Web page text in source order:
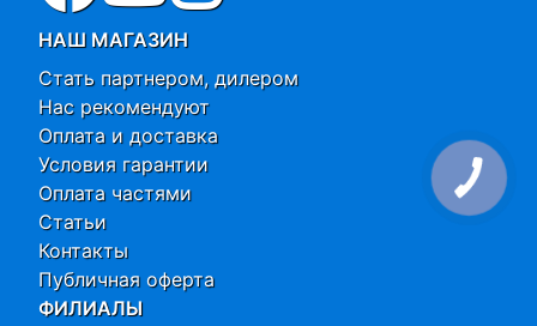
НАШ МАГАЗИН
Стать партнером, дилером
Нас рекомендуют
Оплата и доставка
Условия гарантии
Оплата частями
Статьи
Контакты
Публичная оферта
ФИЛИАЛЫ